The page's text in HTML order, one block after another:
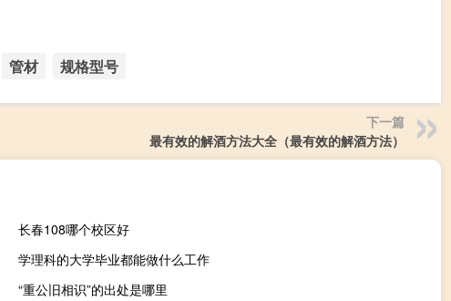
管材 规格型号
下一篇
最有效的解酒方法大全（最有效的解酒方法）
长春108哪个校区好
学理科的大学毕业都能做什么工作
“重公旧相识”的出处是哪里